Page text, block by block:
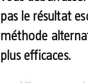
pas le résultat
méthode
plus efficaces.